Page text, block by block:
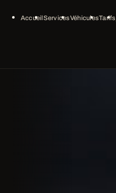
AccueilServicesVéhiculesTarifs